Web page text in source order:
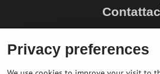
+436764858804
Privacy preferences